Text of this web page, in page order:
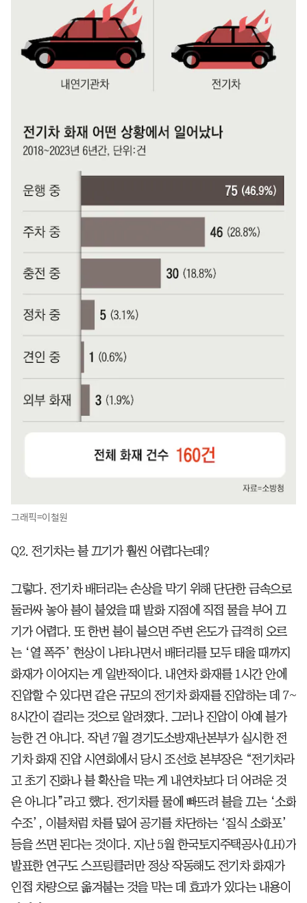
그래픽=이철원
Q2. 전기차는 불 끄기가 훨씬 어렵다는데?
그렇다. 전기차 배터리는 손상을 막기 위해 단단한 금속으로
둘러싸 놓아 불이 붙었을 때 발화 지점에 직접 물을 부어 끄
기가 어렵다. 또 한번 불이 붙으면 주변 온도가 급격히 오르
는 ‘열 폭주’ 현상이 나타나면서 배터리를 모두 태울 때까지
화재가 이어지는 게 일반적이다. 내연차 화재를 1시간 안에
진압할 수 있다면 같은 규모의 전기차 화재를 진압하는 데 7~
8시간이 걸리는 것으로 알려졌다. 그러나 진압이 아예 불가
능한 건 아니다. 작년 7월 경기도소방재난본부가 실시한 전
기차 화재 진압 시연회에서 당시 조선호 본부장은 “전기차라
고 초기 진화나 불 확산을 막는 게 내연차보다 더 어려운 것
은 아니다”라고 했다. 전기차를 물에 빠뜨려 불을 끄는 ‘소화
수조’, 이불처럼 차를 덮어 공기를 차단하는 ‘질식 소화포’
등을 쓰면 된다는 것이다. 지난 5월 한국토지주택공사(LH)가
발표한 연구도 스프링클러만 정상 작동해도 전기차 화재가
인접 차량으로 옮겨붙는 것을 막는 데 효과가 있다는 내용이